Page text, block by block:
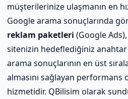
müşterilerinize ulaşmanın en
Google arama sonuçlarında
reklam paketleri (Google
sitenizin hedeflediğiniz
arama sonuçlarının en üst
almasını sağlayan performans
hizmetidir. QBilisim olarak